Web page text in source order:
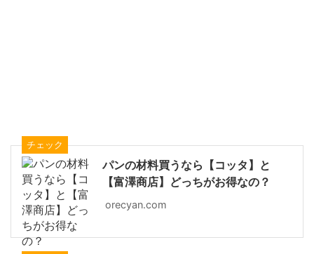
チェック
パンの材料買うなら【コッタ】と
【富澤商店】どっちがお得なの？
orecyan.com